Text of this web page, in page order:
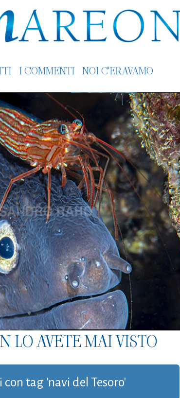
I COMMENTI NOI C'ERAVAMO
LO AVETE MAI VISTO
tag 'navi del Tesoro'